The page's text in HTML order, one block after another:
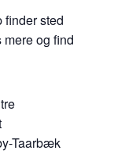
sted
og find
Taarbæk